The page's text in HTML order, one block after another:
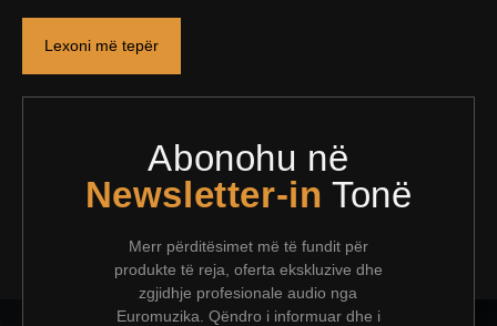
Lexoni më tepër
Abonohu në
Newsletter-in Tonë
Merr përditësimet më të fundit për
produkte të reja, oferta ekskluzive dhe
zgjidhje profesionale audio nga
Euromuzika. Qëndro i informuar dhe i